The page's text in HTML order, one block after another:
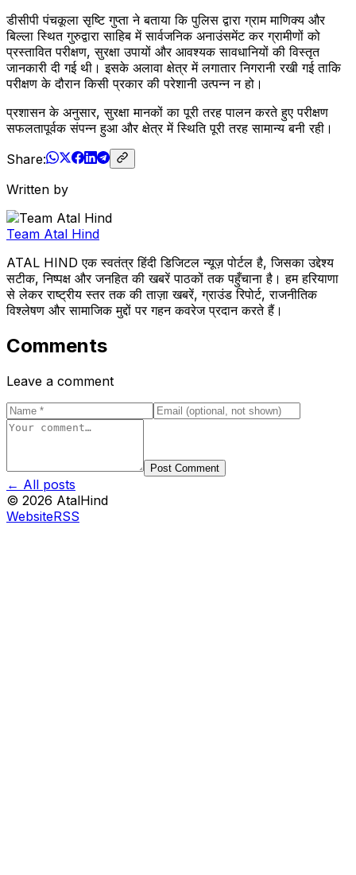
डीसीपी पंचकूला सृष्टि गुप्ता ने बताया कि पुलिस द्वारा ग्राम माणिक्य और
बिल्ला स्थित गुरुद्वारा साहिब में सार्वजनिक अनाउंसमेंट कर ग्रामीणों को
प्रस्तावित परीक्षण, सुरक्षा उपायों और आवश्यक सावधानियों की विस्तृत
जानकारी दी गई थी। इसके अलावा क्षेत्र में लगातार निगरानी रखी गई ताकि
परीक्षण के दौरान किसी प्रकार की परेशानी उत्पन्न न हो।
प्रशासन के अनुसार, सुरक्षा मानकों का पूरी तरह पालन करते हुए परीक्षण
सफलतापूर्वक संपन्न हुआ और क्षेत्र में स्थिति पूरी तरह सामान्य बनी रही।
Share:
Written by
Team Atal Hind
ATAL HIND एक स्वतंत्र हिंदी डिजिटल न्यूज़ पोर्टल है, जिसका उद्देश्य
सटीक, निष्पक्ष और जनहित की खबरें पाठकों तक पहुँचाना है। हम हरियाणा
से लेकर राष्ट्रीय स्तर तक की ताज़ा खबरें, ग्राउंड रिपोर्ट, राजनीतिक
विश्लेषण और सामाजिक मुद्दों पर गहन कवरेज प्रदान करते हैं।
Comments
Leave a comment
Post Comment
← All posts
© 2026 AtalHind
WebsiteRSS